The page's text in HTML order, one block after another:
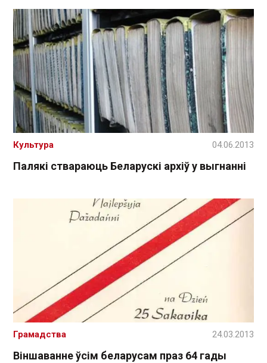
Палякі ствараюць Беларускі архіў у выгнанні
Культура 04.06.2013
Віншаванне ўсім беларусам праз 64 гады
Грамадства 24.03.2013